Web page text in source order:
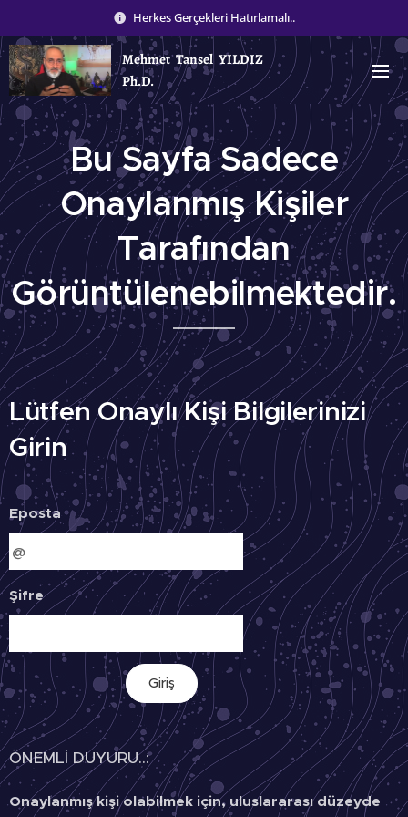
Herkes Gerçekleri Hatırlamalı..
Mehmet Tansel YILDIZ
Ph.D.
Bu Sayfa Sadece
Onaylanmış Kişiler
Tarafından
Görüntülenebilmektedir.
Lütfen Onaylı Kişi Bilgilerinizi
Girin
Eposta
Şifre
Giriş
ÖNEMLİ DUYURU..:
Onaylanmış kişi olabilmek için, uluslararası düzeyde